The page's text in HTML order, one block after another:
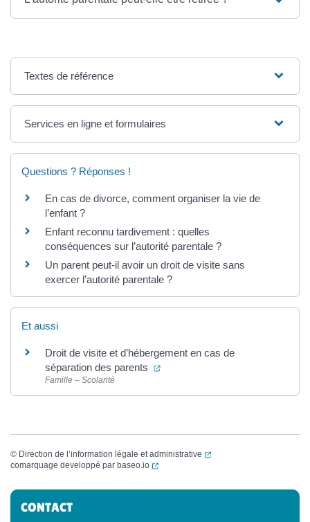
Textes de référence
Services en ligne et formulaires
Questions ? Réponses !
En cas de divorce, comment organiser la vie de
l’enfant ?
Enfant reconnu tardivement : quelles
conséquences sur l’autorité parentale ?
Un parent peut-il avoir un droit de visite sans
exercer l’autorité parentale ?
Et aussi
Droit de visite et d’hébergement en cas de
séparation des parents
(ouverture dans un nouvel onglet)
Famille – Scolarité
© Direction de l’information légale et administrative
(ouverture dans un
comarquage developpé par baseo.io (ouverture dans un nouvel onglet)
Informations complémentaires
CONTACT